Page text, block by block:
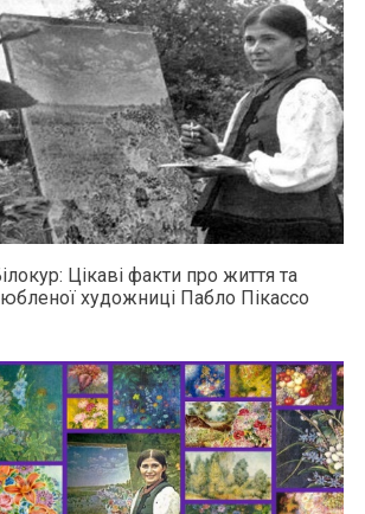
Цікаві факти про життя та
художниці Пабло Пікассо